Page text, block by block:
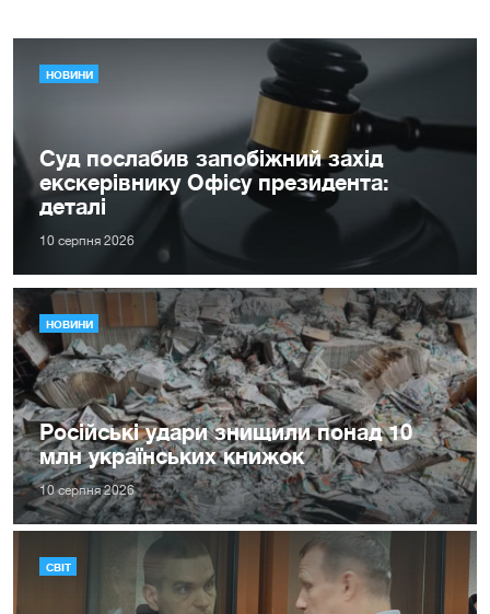
НОВИНИ
Суд послабив запобіжний захід
екскерівнику Офісу президента:
деталі
10 серпня 2026
НОВИНИ
Російські удари знищили понад 10
млн українських книжок
10 серпня 2026
СВІТ